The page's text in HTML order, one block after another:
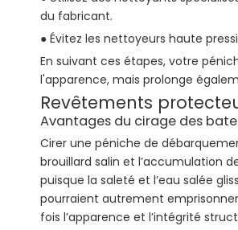
du fabricant.
● Évitez les nettoyeurs haute
En suivant ces étapes, votre
l'apparence, mais prolonge
Revêtements
Avantages du cirage des
Cirer une péniche de
brouillard salin et l’accumulation
puisque la saleté et l’eau salée
pourraient autrement
fois l’apparence et l’intégrité